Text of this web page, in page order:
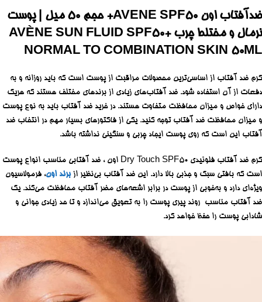
ضدآفتاب اون AVENE SPF50+ حجم 50 میل | پوست
نرمال و مختلط چرب AVÈNE SUN FLUID SPF50+
NORMAL TO COMBINATION SKIN 50ML
کرم ضد آفتاب از اساسی‌ترین محصولات مراقبت از پوست است که باید روزانه و به
دفعات از آن استفاده شود. ضد آفتاب‌های زیادی از برندهای مختلف هستند که هریک
دارای خواص و میزان محافظت متفاوت هستند. در خرید ضد آفتاب باید به نوع پوست
و میزان محافظت ضد آفتاب توجه کنید. یکی از فاکتورهای بسیار مهم در انتخاب ضد
آفتاب این است که روی پوست ایجاد چربی و سنگینی نداشته باشد.
کرم ضد آفتاب فلوئیدی Dry Touch SPF50 اون ، ضد آفتابی مناسب انواع پوست
است که بافتی سبک و جذبی بالا دارد. این ضد آفتاب بی‌نظیر ازبرند اون، فرمولاسیون
ویژه‌ای دارد و به‌خوبی از پوست در برابر اشعه‌های مضر آفتاب محافظت می‌کند. یک
ضد آفتاب مناسب روند پیری پوست را به تعویق می‌اندازد و تا حد زیادی جوانی و
شادابی پوست را حفظ خواهد کرد.